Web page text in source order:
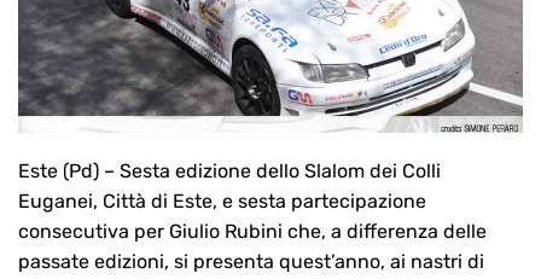
Este (Pd) – Sesta edizione dello Slalom dei Colli
Euganei, Città di Este, e sesta partecipazione
consecutiva per Giulio Rubini che, a differenza delle
passate edizioni, si presenta quest’anno, ai nastri di